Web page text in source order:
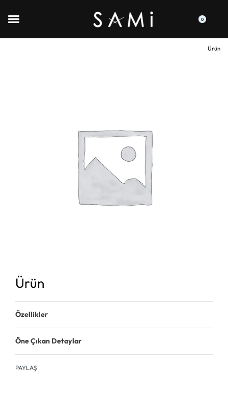
0
Ürün
Ürün
Özellikler
Öne Çıkan Detaylar
PAYLAŞ